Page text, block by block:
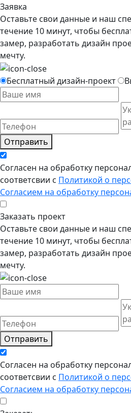
Заявка
Оставьте свои данные и наш
течение 10 минут, чтобы
замер, разработать дизайн
мечту.
Бесплатный дизайн-проект
Отправить
Согласен на обработку
соответсвии с Политикой о
Согласием на обработку
Заказать проект
Оставьте свои данные и наш
течение 10 минут, чтобы
замер, разработать дизайн
мечту.
Отправить
Согласен на обработку
соответсвии с Политикой о
Согласием на обработку